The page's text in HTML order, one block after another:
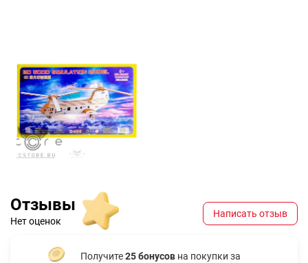
Отзывы
Нет оценок
Написать отзыв
Получите25 бонусов на покупки за